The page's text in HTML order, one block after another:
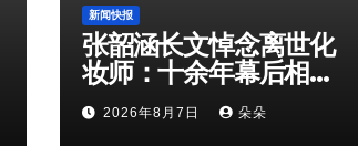
新闻快报
张韶涵长文悼念离世化
妆师：十余年幕后相
守，是娱乐圈最温柔的
双向奔赴
2026年8月7日 朵朵